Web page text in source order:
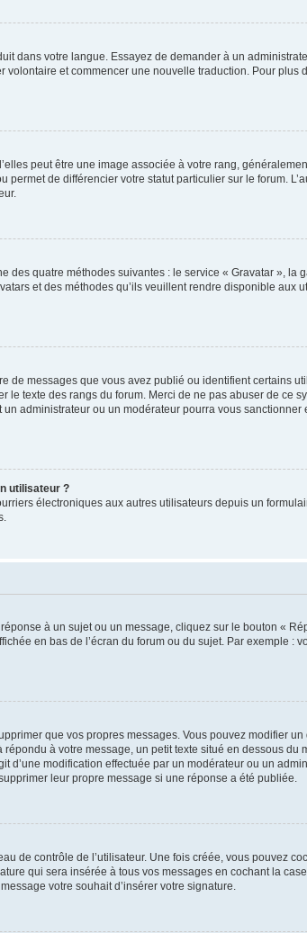
dans votre langue. Essayez de demander à un
et commencer une nouvelle traduction. Pour plus
peut être une image associée à votre rang,
de différencier votre statut particulier sur le forum.
quatre méthodes suivantes : le service « Gravatar », la
et des méthodes qu’ils veuillent rendre disponible aux
de messages que vous avez publié ou identifient certains
texte des rangs du forum. Merci de ne pas abuser de ce
administrateur ou un modérateur pourra vous sanctionner
utilisateur ?
électroniques aux autres utilisateurs depuis un
à un sujet ou un message, cliquez sur le bouton «
en bas de l’écran du forum ou du sujet. Par exemple :
que vos propres messages. Vous pouvez modifier
à votre message, un petit texte situé en dessous du
d’une modification effectuée par un modérateur ou un
leur propre message si une réponse a été publiée.
de contrôle de l’utilisateur. Une fois créée, vous pouvez
qui sera insérée à tous vos messages en cochant la
votre souhait d’insérer votre signature.